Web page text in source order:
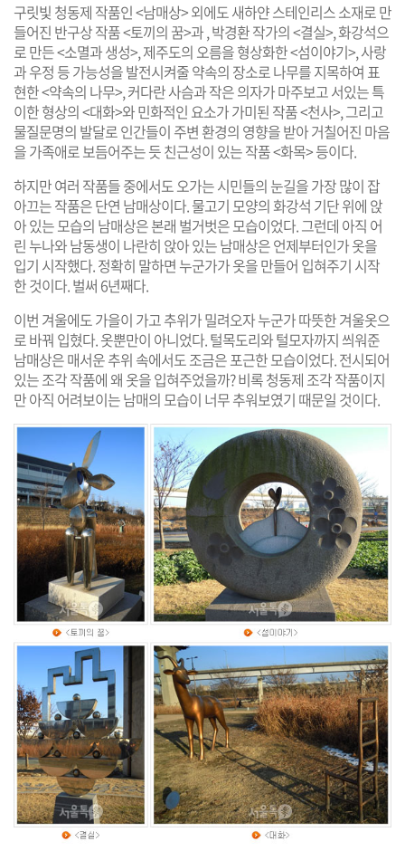
구릿빛 청동제 작품인 <남매상> 외에도 새하얀 스테인리스 소재로 만
들어진 반구상 작품 <토끼의 꿈>과, 박경환 작가의 <결실>, 화강석으
로 만든 <소멸과 생성>, 제주도의 오름을 형상화한 <섬이야기>, 사랑
과 우정 등 가능성을 발전시켜줄 약속의 장소로 나무를 지목하여 표
현한 <약속의 나무>, 커다란 사슴과 작은 의자가 마주보고 서있는 특
이한 형상의 <대화>와 민화적인 요소가 가미된 작품 <천사>, 그리고
물질문명의 발달로 인간들이 주변 환경의 영향을 받아 거칠어진 마음
을 가족애로 보듬어주는 듯 친근성이 있는 작품 <화목> 등이다.
하지만 여러 작품들 중에서도 오가는 시민들의 눈길을 가장 많이 잡
아끄는 작품은 단연 남매상이다. 물고기 모양의 화강석 기단 위에 앉
아 있는 모습의 남매상은 본래 벌거벗은 모습이었다. 그런데 아직 어
린 누나와 남동생이 나란히 앉아 있는 남매상은 언제부터인가 옷을
입기 시작했다. 정확히 말하면 누군가가 옷을 만들어 입혀주기 시작
한 것이다. 벌써 6년째다.
이번 겨울에도 가을이 가고 추위가 밀려오자 누군가 따뜻한 겨울옷으
로 바꿔 입혔다. 옷뿐만이 아니었다. 털목도리와 털모자까지 씌워준
남매상은 매서운 추위 속에서도 조금은 포근한 모습이었다. 전시되어
있는 조각 작품에 왜 옷을 입혀주었을까? 비록 청동제 조각 작품이지
만 아직 어려보이는 남매의 모습이 너무 추워보였기 때문일 것이다.